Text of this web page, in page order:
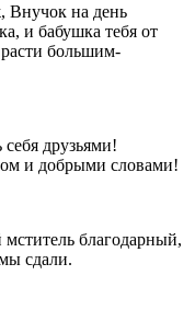
Внучок на день
и бабушка тебя от
большим-
друзьями!
и добрыми словами!
благодарный,
сдали.